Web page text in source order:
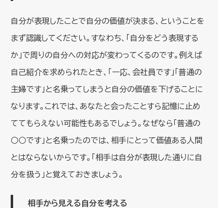
自分が表現したことで自分の価値が決まる、ということを
まず認識してください。すなわち、「自分をどう表現する
か」で周りの自分への対応が変わってくるのです。例えば
自己紹介を求められたとき、「一応、会社員です」「普通の
主婦です」と名乗ってしまうと自分の価値を下げることに
なります。これでは、あなたと会ったことすら記憶に止め
ててもらえない可能性もあるでしょう。なぜなら「普通の
○○です」と名乗ったのでは、相手にとって価値ある人間
とはならないからです。「相手は自分が表現した通りに自
分を扱う」と覚えておきましょう。
相手から見える自分を考える